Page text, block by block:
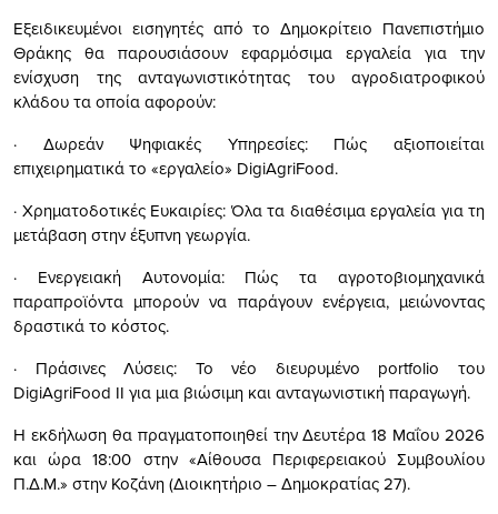
Εξειδικευμένοι εισηγητές από το Δημοκρίτειο Πανεπιστήμιο
Θράκης θα παρουσιάσουν εφαρμόσιμα εργαλεία για την
ενίσχυση της ανταγωνιστικότητας του αγροδιατροφικού
κλάδου τα οποία αφορούν:
· Δωρεάν Ψηφιακές Υπηρεσίες: Πώς αξιοποιείται
επιχειρηματικά το «εργαλείο» DigiAgriFood.
· Χρηματοδοτικές Ευκαιρίες: Όλα τα διαθέσιμα εργαλεία για τη
μετάβαση στην έξυπνη γεωργία.
· Ενεργειακή Αυτονομία: Πώς τα αγροτοβιομηχανικά
παραπροϊόντα μπορούν να παράγουν ενέργεια, μειώνοντας
δραστικά το κόστος.
· Πράσινες Λύσεις: Το νέο διευρυμένο portfolio του
DigiAgriFood II για μια βιώσιμη και ανταγωνιστική παραγωγή.
Η εκδήλωση θα πραγματοποιηθεί την Δευτέρα 18 Μαΐου 2026
και ώρα 18:00 στην «Αίθουσα Περιφερειακού Συμβουλίου
Π.Δ.Μ.» στην Κοζάνη (Διοικητήριο – Δημοκρατίας 27).